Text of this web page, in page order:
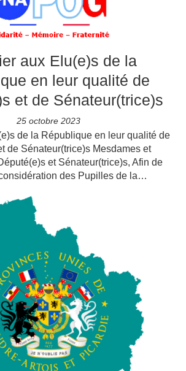
aux Elu(e)s de la
en leur qualité de
et de Sénateur(trice)s
25 octobre 2023
de la République en leur qualité de
de Sénateur(trice)s Mesdames et
et Sénateur(trice)s, Afin de
des Pupilles de la…